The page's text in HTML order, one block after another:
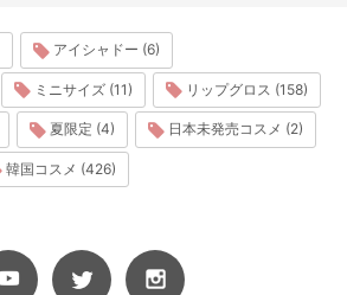
アイシャドー (6)
ミニサイズ (11) リップグロス (158)
夏限定 (4) 日本未発売コスメ (2)
韓国コスメ (426)